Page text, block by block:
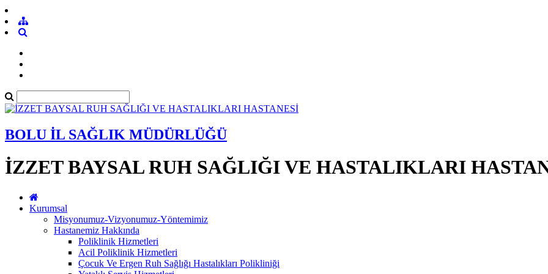
BOLU İL SAĞLIK MÜDÜRLÜĞÜ
İZZET BAYSAL RUH SAĞLIĞI VE HASTALIKLARI
Kurumsal
Misyonumuz-Vizyonumuz-Yöntemimiz
Hastanemiz Hakkında
Poliklinik Hizmetleri
Acil Poliklinik Hizmetleri
Çocuk Ve Ergen Ruh Sağlığı Hastalıkları Polikliniği